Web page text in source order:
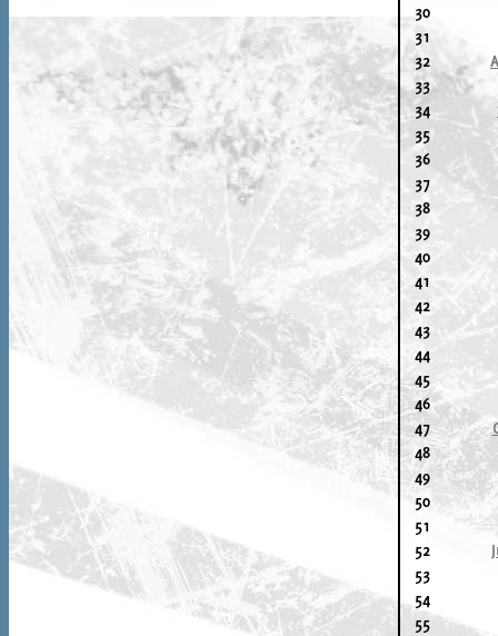
30
31
32
33
34
35
36
37
38
39
40
41
42
43
44
45
46
47
48
49
50
51
52
53
54
55